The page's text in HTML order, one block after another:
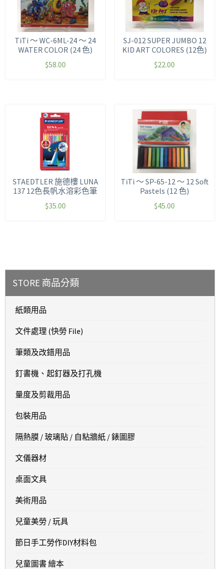
TiTi ～ WC-6ML-24 ～ 24
WATER COLOR (24 色)
$58.00
SJ-012 SUPER JUMBO 12
KID ART COLORES (12色)
$22.00
STAEDTLER 施德樓 LUNA
137 12色長帆水溶彩色筆
$35.00
TiTi ～ SP-65-12 ～ 12 Soft
Pastels (12 色)
$45.00
STORE 商品分類
紙類用品
文件處理 (快勞 File)
筆類及改錯用品
釘書機、起釘器及打孔機
量度及剪裁用品
包裝用品
隔熱膜 / 玻璃貼 / 自粘牆紙 / 錶圖膠
文儀器材
桌面文具
美術用品
兒童美勞 / 玩具
節日手工勞作DIY材料包
兒童圖書 繪本